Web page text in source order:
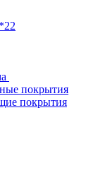
покрытия
покрытия